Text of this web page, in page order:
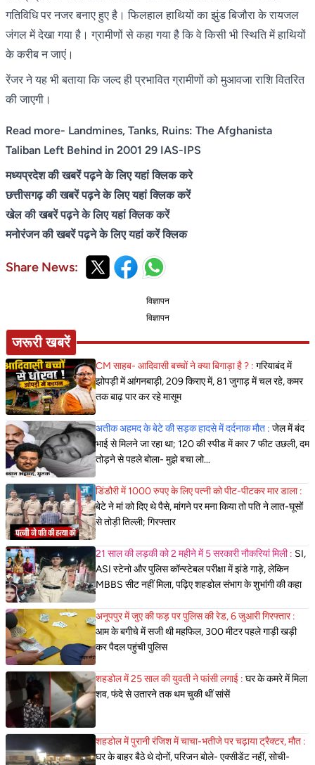
गतिविधि पर नजर बनाए हुए है। फिलहाल हाथियों का झुंड बिजौरा के रायजल
जंगल में देखा गया है। ग्रामीणों से कहा गया है कि वे किसी भी स्थिति में हाथियों
के करीब न जाएं।
रेंजर ने यह भी बताया कि जल्द ही प्रभावित ग्रामीणों को मुआवजा राशि वितरित
की जाएगी।
Read more- Landmines, Tanks, Ruins: The Afghanista
Taliban Left Behind in 2001 29 IAS-IPS
मध्यप्रदेश की खबरें पढ़ने के लिए यहां क्लिक करे
छत्तीसगढ़ की खबरें पढ़ने के लिए यहां क्लिक करें
खेल की खबरें पढ़ने के लिए यहां क्लिक करें
मनोरंजन की खबरें पढ़ने के लिए यहां करें क्लिक
Share News:
विज्ञापन
विज्ञापन
जरूरी खबरें
CM साहब- आदिवासी बच्चों ने क्या बिगाड़ा है ? : गरियाबंद में
झोपड़ी में आंगनबाड़ी, 209 किराए में, 81 जुगाड़ में चल रहे, कमर
तक बाढ़ पार कर रहे मासूम
अतीक अहमद के बेटे की सड़क हादसे में दर्दनाक मौत : जेल में बंद
भाई से मिलने जा रहा था; 120 की स्पीड में कार 7 फीट उछली, दम
तोड़ने से पहले बोला- मुझे बचा लो...
डिंडौरी में 1000 रुपए के लिए पत्नी को पीट-पीटकर मार डाला :
बेटे ने मां को दिए थे पैसे, मांगने पर मना किया तो पति ने लात-घूसों
से तोड़ी तिल्ली; गिरफ्तार
21 साल की लड़की को 2 महीने में 5 सरकारी नौकरियां मिली : SI,
ASI स्टेनो और पुलिस कॉन्स्टेबल परीक्षा में झंडे गाड़े, लेकिन
MBBS सीट नहीं मिला, पढ़िए शहडोल संभाग के शुभांगी की कहा
अनूपपुर में जुए की फड़ पर पुलिस की रेड, 6 जुआरी गिरफ्तार :
आम के बगीचे में सजी थी महफिल, 300 मीटर पहले गाड़ी खड़ी
कर पैदल पहुंची पुलिस
शहडोल में 25 साल की युवती ने फांसी लगाई : घर के कमरे में मिला
शव, फंदे से उतारने तक थम चुकी थीं सांसें
शहडोल में पुरानी रंजिश में चाचा-भतीजे पर चढ़ाया ट्रैक्टर, मौत :
घर के बाहर बैठे थे दोनों, परिजन बोले- एक्सीडेंट नहीं, सोची-